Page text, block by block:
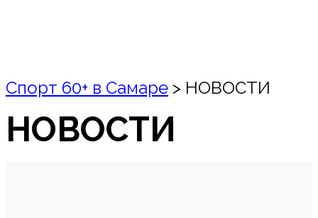
Спорт 60+ в Самаре > НОВОСТИ
НОВОСТИ